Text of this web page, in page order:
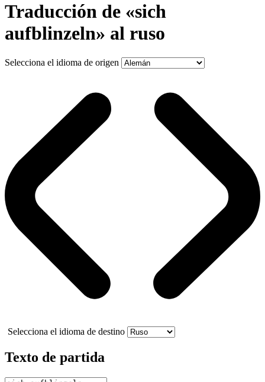
Traducción de «sich
aufblinzeln» al ruso
Selecciona el idioma de origen
Selecciona el idioma de destino
Texto de partida